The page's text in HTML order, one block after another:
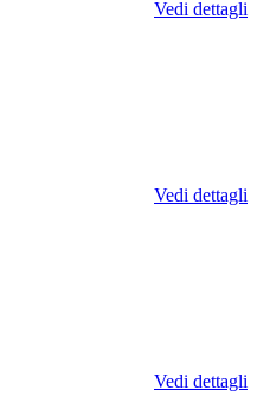
Vedi dettagli
Vedi dettagli
Vedi dettagli